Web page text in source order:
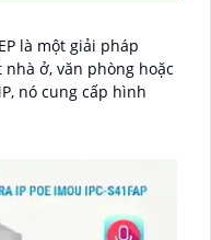
là một giải pháp
ở, văn phòng hoặc